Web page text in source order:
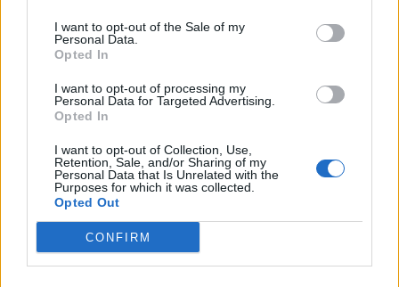
I want to opt-out of the Sale of my
Personal Data.
Opted In
I want to opt-out of processing my
Personal Data for Targeted Advertising.
Opted In
I want to opt-out of Collection, Use,
Retention, Sale, and/or Sharing of my
Personal Data that Is Unrelated with the
Purposes for which it was collected.
Opted Out
CONFIRM